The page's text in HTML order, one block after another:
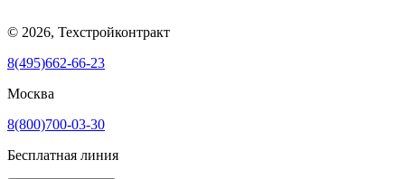
© 2026, Техстройконтракт
8(495)662-66-23
Москва
8(800)700-03-30
Бесплатная линия